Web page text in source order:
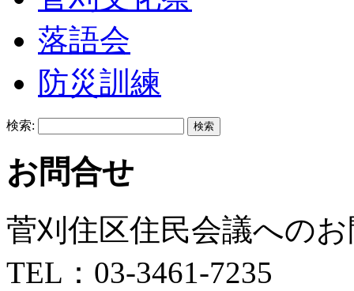
落語会
防災訓練
検索:
お問合せ
菅刈住区住民会議への
TEL：03-3461-7235